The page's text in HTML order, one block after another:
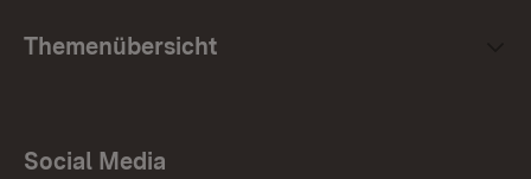
Themenübersicht
Social Media